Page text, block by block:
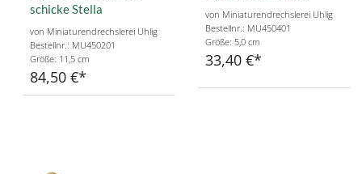
schicke Stella
von Miniaturendrechslerei Uhlig
Bestellnr.: MU450201
Größe: 11,5 cm
84,50 €
von Miniaturendrechslerei Uhlig
Bestellnr.: MU450401
Größe: 5,0 cm
33,40 €